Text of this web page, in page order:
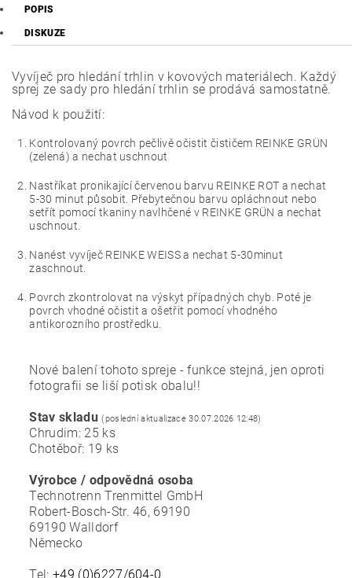
POPIS
DISKUZE
Vyvíječ pro hledání trhlin v kovových materiálech. Každý
sprej ze sady pro hledání trhlin se prodává samostatně.
Návod k použití:
Kontrolovaný povrch pečlivě očistit čističem REINKE GRÜN
(zelená) a nechat uschnout
Nastříkat pronikající červenou barvu REINKE ROT a nechat
5-30 minut působit. Přebytečnou barvu opláchnout nebo
setřít pomocí tkaniny navlhčené v REINKE GRÜN a nechat
uschnout.
Nanést vyvíječ REINKE WEISS a nechat 5-30minut
zaschnout.
Povrch zkontrolovat na výskyt případných chyb. Poté je
povrch vhodné očistit a ošetřit pomocí vhodného
antikorozního prostředku.
Nové balení tohoto spreje - funkce stejná, jen oproti
fotografii se liší potisk obalu!!
Stav skladu (poslední aktualizace 30.07.2026 12:48)
Chrudim: 25 ks
Chotěboř: 19 ks
Výrobce / odpovědná osoba
Technotrenn Trenmittel GmbH
Robert-Bosch-Str. 46, 69190
69190 Walldorf
Německo
Tel: +49 (0)6227/604-0